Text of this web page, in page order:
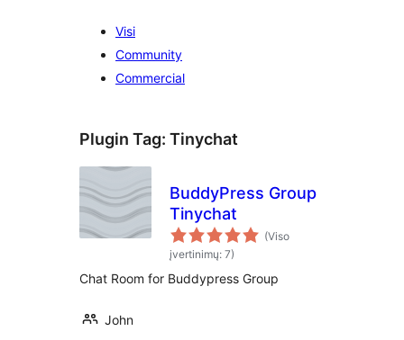
Visi
Community
Commercial
Plugin Tag: Tinychat
BuddyPress Group
Tinychat
(Viso
įvertinimų: 7)
Chat Room for Buddypress Group
John